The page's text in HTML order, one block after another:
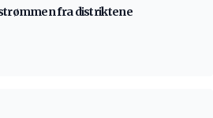
fra distriktene